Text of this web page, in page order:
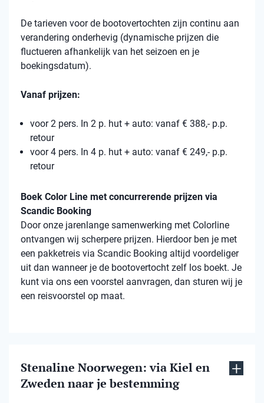
De tarieven voor de bootovertochten zijn continu aan
verandering onderhevig (dynamische prijzen die
fluctueren afhankelijk van het seizoen en je
boekingsdatum).
Vanaf prijzen:
voor 2 pers. In 2 p. hut + auto: vanaf € 388,- p.p.
retour
voor 4 pers. In 4 p. hut + auto: vanaf € 249,- p.p.
retour
Boek Color Line met concurrerende prijzen via
Scandic Booking
Door onze jarenlange samenwerking met Colorline
ontvangen wij scherpere prijzen. Hierdoor ben je met
een pakketreis via Scandic Booking altijd voordeliger
uit dan wanneer je de bootovertocht zelf los boekt. Je
kunt via ons een voorstel aanvragen, dan sturen wij je
een reisvoorstel op maat.
Stenaline Noorwegen: via Kiel en
Zweden naar je bestemming